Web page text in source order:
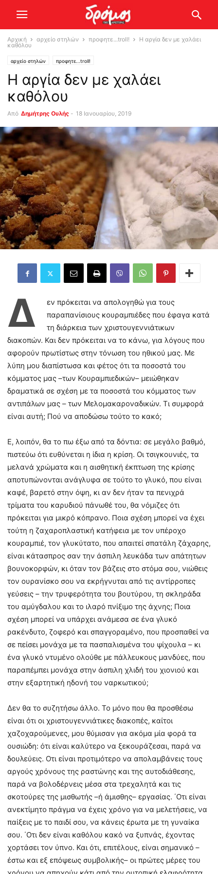
Αρχική αρχείο στηλών προφητε...troll!
Η αργία δεν με χαλάει
καθόλου
αρχείο στηλών προφητε...troll!
Η αργία δεν με χαλάει
καθόλου
Από Δημήτρης Ουλής - 18 Ιανουαρίου, 2019
Δ
εν πρόκειται να απολογηθώ για τους
παραπανίσιους κουραμπιέδες που έφαγα κατά
τη διάρκεια των χριστουγεννιάτικων
διακοπών. Και δεν πρόκειται να το κάνω, για λόγους που
αφορούν πρωτίστως στην τόνωση του ηθικού μας. Με
λύπη μου διαπίστωσα και φέτος ότι τα ποσοστά του
κόμματος μας –των Κουραμπιεδικών– μειώθηκαν
δραματικά σε σχέση με τα ποσοστά του κόμματος των
αντιπάλων μας – των Μελομακαροναδικών. Τι συμφορά
είναι αυτή; Πού να αποδώσω τούτο το κακό;
Ε, λοιπόν, θα το πω έξω από τα δόντια: σε μεγάλο βαθμό,
πιστεύω ότι ευθύνεται η ίδια η κρίση. Οι τσιγκουνιές, τα
μελανά χρώματα και η αισθητική έκπτωση της κρίσης
αποτυπώνονται ανάγλυφα σε τούτο το γλυκό, που είναι
καφέ, βαρετό στην όψη, κι αν δεν ήταν τα πενιχρά
τρίματα του καρυδιού πάνωθέ του, θα νόμιζες ότι
πρόκειται για μικρό κόπρανο. Ποια σχέση μπορεί να έχει
τούτη η ζαχαροπλαστική κατήφεια με τον υπέροχο
κουραμπιέ, τον γλυκύτατο, που απαιτεί σπατάλη ζάχαρης,
είναι κάτασπρος σαν την άσπιλη λευκάδα των απάτητων
βουνοκορφών, κι όταν τον βάζεις στο στόμα σου, νιώθεις
τον ουρανίσκο σου να εκρήγνυται από τις αντίρροπες
γεύσεις – την τρυφερότητα του βουτύρου, τη σκληράδα
του αμύγδαλου και το ιλαρό πνίξιμο της άχνης; Ποια
σχέση μπορεί να υπάρχει ανάμεσα σε ένα γλυκό
ρακένδυτο, ζοφερό και σπαγγοραμένο, που προσπαθεί να
σε πείσει μονάχα με τα πασπαλισμένα του ψίχουλα – κι
ένα γλυκό ντυμένο ολούθε με πάλλευκους μανδύες, που
παραπέμπει μονάχα στην άσπιλη χλιδή του χιονιού και
στην εξαρτητική ηδονή του ναρκωτικού;
Δεν θα το συζητήσω άλλο. Το μόνο που θα προσθέσω
είναι ότι οι χριστουγεννιάτικες διακοπές, καίτοι
χαζοχαρούμενες, μου θύμισαν για ακόμα μία φορά τα
ουσιώδη: ότι είναι καλύτερο να ξεκουράζεσαι, παρά να
δουλεύεις. Οτι είναι προτιμότερο να απολαμβάνεις τους
αργούς χρόνους της ραστώνης και της αυτοδιάθεσης,
παρά να βολοδέρνεις μέσα στα τρεχαλητά και τις
σκοτούρες της μισθωτής –ή άμισθης– εργασίας. ΄Οτι είναι
ανεκτίμητο πράγμα να έχεις χρόνο για να μελετήσεις, να
παίξεις με το παιδί σου, να κάνεις έρωτα με τη γυναίκα
σου. ΄Οτι δεν είναι καθόλου κακό να ξυπνάς, έχοντας
χορτάσει τον ύπνο. Και ότι, επιτέλους, είναι σημανικό –
έστω και εξ επόψεως συμβολικής– οι πρώτες μέρες του